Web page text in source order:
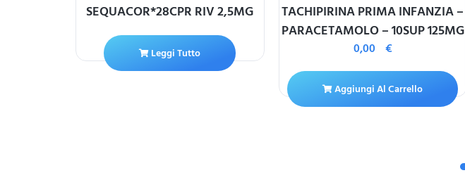
SEQUACOR*28CPR RIV 2,5MG
Leggi Tutto
TACHIPIRINA PRIMA INFANZIA –
PARACETAMOLO – 10SUP 125MG
0,00 €
Aggiungi Al Carrello